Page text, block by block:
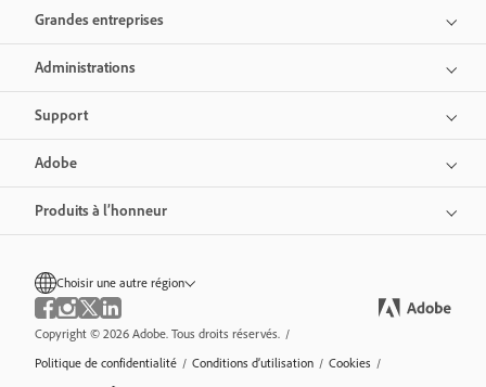
Grandes entreprises
Administrations
Support
Adobe
Produits à l’honneur
Choisir une autre région
Copyright © 2026 Adobe. Tous droits réservés. /
Politique de confidentialité / Conditions d’utilisation / Cookies /